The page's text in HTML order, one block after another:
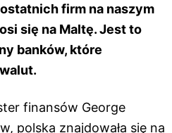
firm na naszym
się na Maltę. Jest to
banków, które
finansów George
polska znajdowała się na